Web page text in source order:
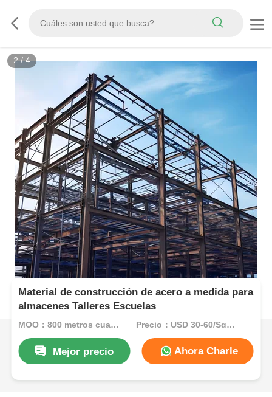
3/4
Material de construcción de acero a medida para
almacenes Talleres Escuelas
MOQ：800 metros cuadrados Precio：USD 30-60/Sqm FOB
Mejor precio Ahora Charle